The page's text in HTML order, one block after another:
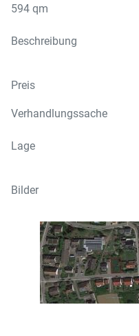
594 qm
Beschreibung
Preis
Verhandlungssache
Lage
Bilder